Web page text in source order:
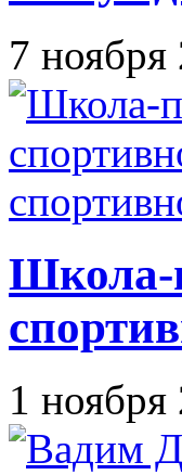
7 ноября
Школа-
1 ноября